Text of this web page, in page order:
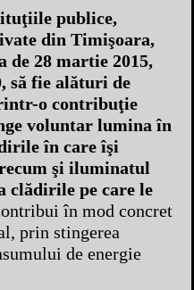
publice,
din Timişoara,
de 28 martie 2015,
să fie alături de
o contribuţie
voluntar lumina în
în care îşi
şi iluminatul
clădirile pe care le
în mod concret
prin stingerea
de energie